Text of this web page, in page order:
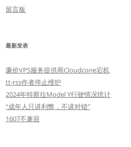
留言板
最新发表
廉价VPS服务提供商Cloudcone宕机
tt-rss作者停止维护
2024年特斯拉Model Y行驶情况统计
“成年人只讲利弊，不讲对错”
1607不兼容